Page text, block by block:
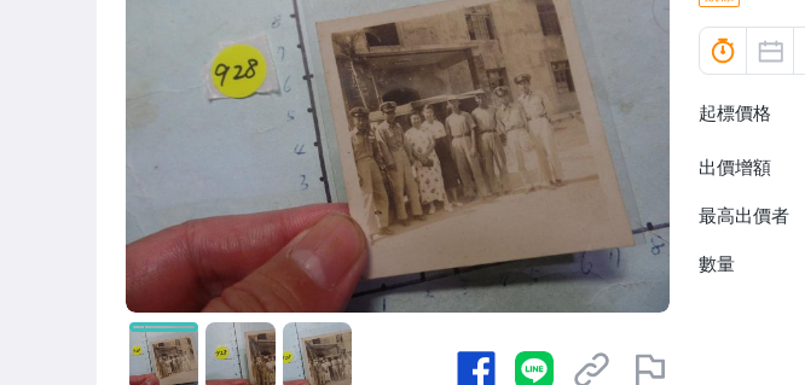
起標價格
出價增額
最高出價者
數量